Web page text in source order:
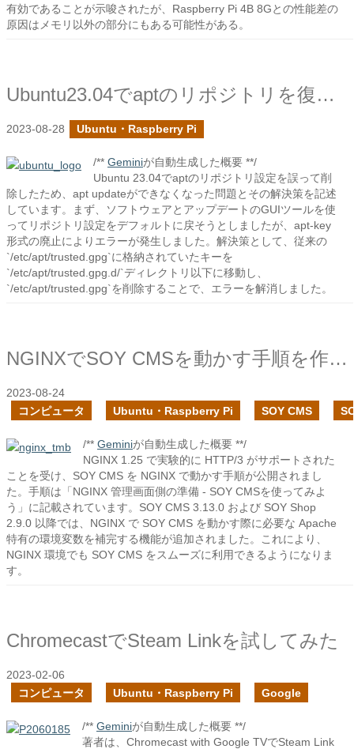
有効であることが示唆されたが、Raspberry Pi 4B 8Gとの性能差の
原因はメモリ以外の部分にもある可能性がある。
Ubuntu23.04でaptのリポジトリを復元する
2023-08-28 Ubuntu・Raspberry Pi
/** Geminiが自動生成した概要 **/
Ubuntu 23.04でaptのリポジトリ設定を誤って削
除したため、apt updateができなくなった問題とその解決策を記述
しています。まず、ソフトウェアとアップデートのGUIツールを使
ってリポジトリ設定をデフォルトに戻そうとしましたが、apt-key
形式の廃止によりエラーが発生しました。解決策として、従来の
`/etc/apt/trusted.gpg`に格納されていたキーを
`/etc/apt/trusted.gpg.d/`ディレクトリ以下に移動し、
`/etc/apt/trusted.gpg`を削除することで、エラーを解消しました。
NGINXでSOY CMSを動かす手順を作成しました
2023-08-24
コンピュータ
Ubuntu・Raspberry Pi SOY CMS
/** Geminiが自動生成した概要 **/
NGINX 1.25 で実験的に HTTP/3 がサポートされた
ことを受け、SOY CMS を NGINX で動かす手順が公開されまし
た。手順は「NGINX 管理画面側の準備 - SOY CMSを使ってみよ
う」に記載されています。SOY CMS 3.13.0 および SOY Shop
2.9.0 以降では、NGINX で SOY CMS を動かす際に必要な Apache
特有の環境変数を補完する機能が追加されました。これにより、
NGINX 環境でも SOY CMS をスムーズに利用できるようになりま
す。
ChromecastでSteam Linkを試してみた
2023-02-06
コンピュータ
Ubuntu・Raspberry Pi Google
/** Geminiが自動生成した概要 **/
著者は、Chromecast with Google TVでSteam Link